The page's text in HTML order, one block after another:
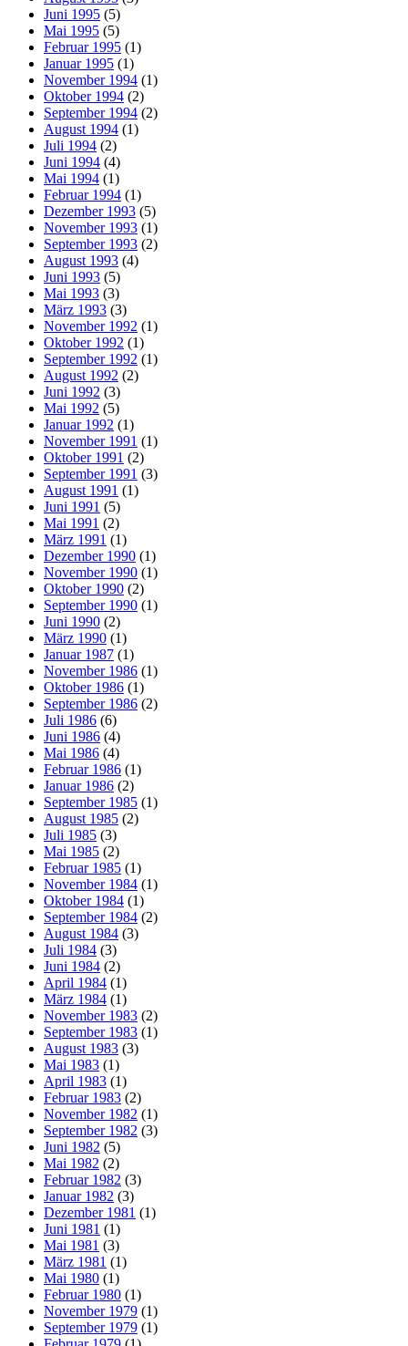
Juni 1995 (5)
Mai 1995 (5)
Februar 1995 (1)
Januar 1995 (1)
November 1994 (1)
Oktober 1994 (2)
September 1994 (2)
August 1994 (1)
Juli 1994 (2)
Juni 1994 (4)
Mai 1994 (1)
Februar 1994 (1)
Dezember 1993 (5)
November 1993 (1)
September 1993 (2)
August 1993 (4)
Juni 1993 (5)
Mai 1993 (3)
März 1993 (3)
November 1992 (1)
Oktober 1992 (1)
September 1992 (1)
August 1992 (2)
Juni 1992 (3)
Mai 1992 (5)
Januar 1992 (1)
November 1991 (1)
Oktober 1991 (2)
September 1991 (3)
August 1991 (1)
Juni 1991 (5)
Mai 1991 (2)
März 1991 (1)
Dezember 1990 (1)
November 1990 (1)
Oktober 1990 (2)
September 1990 (1)
Juni 1990 (2)
März 1990 (1)
Januar 1987 (1)
November 1986 (1)
Oktober 1986 (1)
September 1986 (2)
Juli 1986 (6)
Juni 1986 (4)
Mai 1986 (4)
Februar 1986 (1)
Januar 1986 (2)
September 1985 (1)
August 1985 (2)
Juli 1985 (3)
Mai 1985 (2)
Februar 1985 (1)
November 1984 (1)
Oktober 1984 (1)
September 1984 (2)
August 1984 (3)
Juli 1984 (3)
Juni 1984 (2)
April 1984 (1)
März 1984 (1)
November 1983 (2)
September 1983 (1)
August 1983 (3)
Mai 1983 (1)
April 1983 (1)
Februar 1983 (2)
November 1982 (1)
September 1982 (3)
Juni 1982 (5)
Mai 1982 (2)
Februar 1982 (3)
Januar 1982 (3)
Dezember 1981 (1)
Juni 1981 (1)
Mai 1981 (3)
März 1981 (1)
Mai 1980 (1)
Februar 1980 (1)
November 1979 (1)
September 1979 (1)